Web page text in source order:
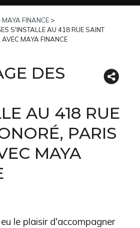
MAYA FINANCE >
S'INSTALLE AU 418 RUE SAINT
MAYA FINANCE
DES
AU 418 RUE
PARIS
MAYA
le plaisir d'accompagner